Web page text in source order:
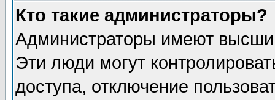
Кто такие администраторы?
Администраторы имеют
Эти люди могут
доступа, отключение